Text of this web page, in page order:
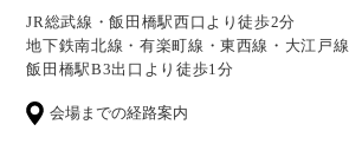
JR総武線・飯田橋駅西口より徒歩2分
地下鉄南北線・有楽町線・東西線・大江戸線
飯田橋駅B3出口より徒歩1分
会場までの経路案内